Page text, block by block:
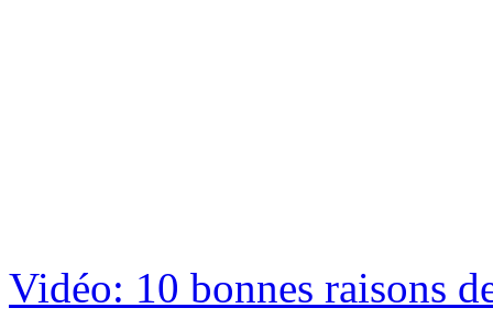
Vidéo: 10 bonnes raisons